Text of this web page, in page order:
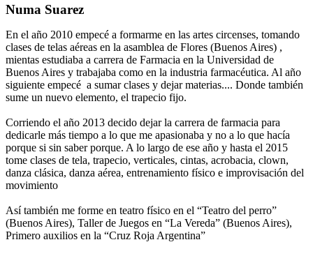
Numa Suarez
En el año 2010 empecé a formarme en las artes circenses, tomando
clases de telas aéreas en la asamblea de Flores (Buenos Aires) ,
mientas estudiaba a carrera de Farmacia en la Universidad de
Buenos Aires y trabajaba como en la industria farmacéutica. Al año
siguiente empecé a sumar clases y dejar materias.... Donde también
sume un nuevo elemento, el trapecio fijo.
Corriendo el año 2013 decido dejar la carrera de farmacia para
dedicarle más tiempo a lo que me apasionaba y no a lo que hacía
porque si sin saber porque. A lo largo de ese año y hasta el 2015
tome clases de tela, trapecio, verticales, cintas, acrobacia, clown,
danza clásica, danza aérea, entrenamiento físico e improvisación del
movimiento
Así también me forme en teatro físico en el “Teatro del perro”
(Buenos Aires), Taller de Juegos en “La Vereda” (Buenos Aires),
Primero auxilios en la “Cruz Roja Argentina”